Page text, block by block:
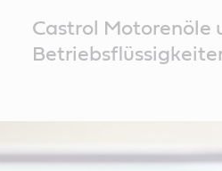
ContentCastrol Motorenöle